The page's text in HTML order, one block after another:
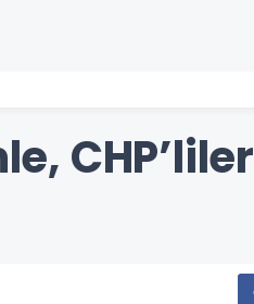
CHP’liler